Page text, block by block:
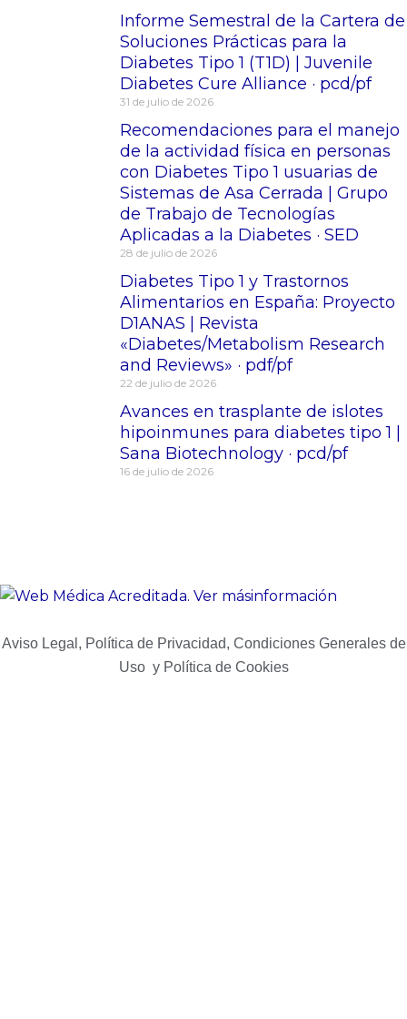
Informe Semestral de la Cartera de
Soluciones Prácticas para la
Diabetes Tipo 1 (T1D) | Juvenile
Diabetes Cure Alliance · pcd/pf
31 de julio de 2026
Recomendaciones para el manejo
de la actividad física en personas
con Diabetes Tipo 1 usuarias de
Sistemas de Asa Cerrada | Grupo
de Trabajo de Tecnologías
Aplicadas a la Diabetes · SED
28 de julio de 2026
Diabetes Tipo 1 y Trastornos
Alimentarios en España: Proyecto
D1ANAS | Revista
«Diabetes/Metabolism Research
and Reviews» · pdf/pf
22 de julio de 2026
Avances en trasplante de islotes
hipoinmunes para diabetes tipo 1 |
Sana Biotechnology · pcd/pf
16 de julio de 2026
Aviso Legal, Política de Privacidad, Condiciones Generales de
Uso y Política de Cookies